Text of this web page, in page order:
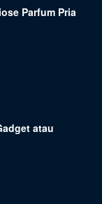
Parfum Pria
atau